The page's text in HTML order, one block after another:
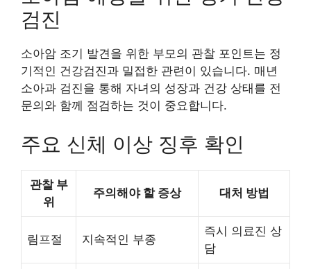
검진
소아암 조기 발견을 위한 부모의 관찰 포인트는 정
기적인 건강검진과 밀접한 관련이 있습니다. 매년
소아과 검진을 통해 자녀의 성장과 건강 상태를 전
문의와 함께 점검하는 것이 중요합니다.
주요 신체 이상 징후 확인
관찰 부
위
주의해야 할 증상 대처 방법
림프절 지속적인 부종
즉시 의료진 상
담